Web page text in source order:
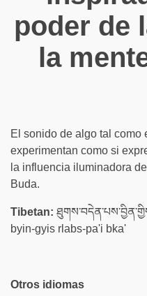
poder de
la
El sonido de algo tal
experimentan como si
la influencia iluminadora
Buda.
Tibetan:
byin-gyis rlabs-pa'i bka'
Otros idiomas